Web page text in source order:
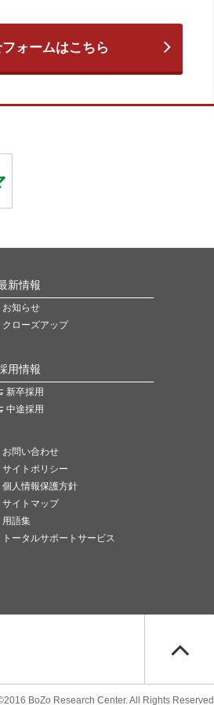
ォームはこちら
新情報
お知らせ
クローズアップ
用情報
新卒採用
中途採用
お問い合わせ
サイトポリシー
個人情報保護方針
サイトマップ
用語集
トータルサポートサービス
BoZo Research Center. All Rights Reserved.